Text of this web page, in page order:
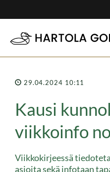
29.04.2024 10:11
Kausi
viikkoinfo
Viikkokirjeessä
asioita sekä infotaan